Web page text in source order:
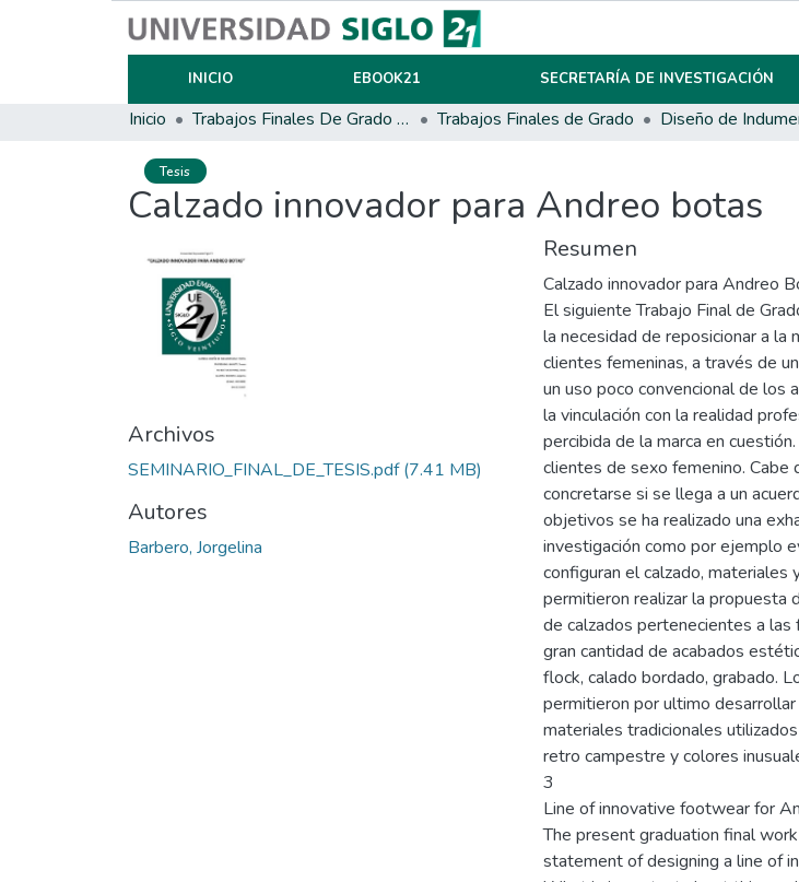
INICIO EBOOK21 SECRETARÍA DE INVESTIGACIÓN
Inicio Trabajos Finales De Grado Y Posgrado Trabajos Finales de Grado
Tesis
Calzado innovador para Andreo botas
Archivos
SEMINARIO_FINAL_DE_TESIS.pdf(7.41 MB)
Autores
Barbero, Jorgelina
Resumen
Calzado innovador para Andreo
El siguiente Trabajo Final de
la necesidad de reposicionar a la
clientes femeninas, a través de
un uso poco convencional de los
la vinculación con la realidad
percibida de la marca en
clientes de sexo femenino. Cabe
concretarse si se llega a un
objetivos se ha realizado una
investigación como por ejemplo
configuran el calzado, materiales
permitieron realizar la propuesta
de calzados pertenecientes a
gran cantidad de acabados
flock, calado bordado, grabado.
permitieron por ultimo
materiales tradicionales
retro campestre y colores
3
Line of innovative footwear for
The present graduation final
statement of designing a line of